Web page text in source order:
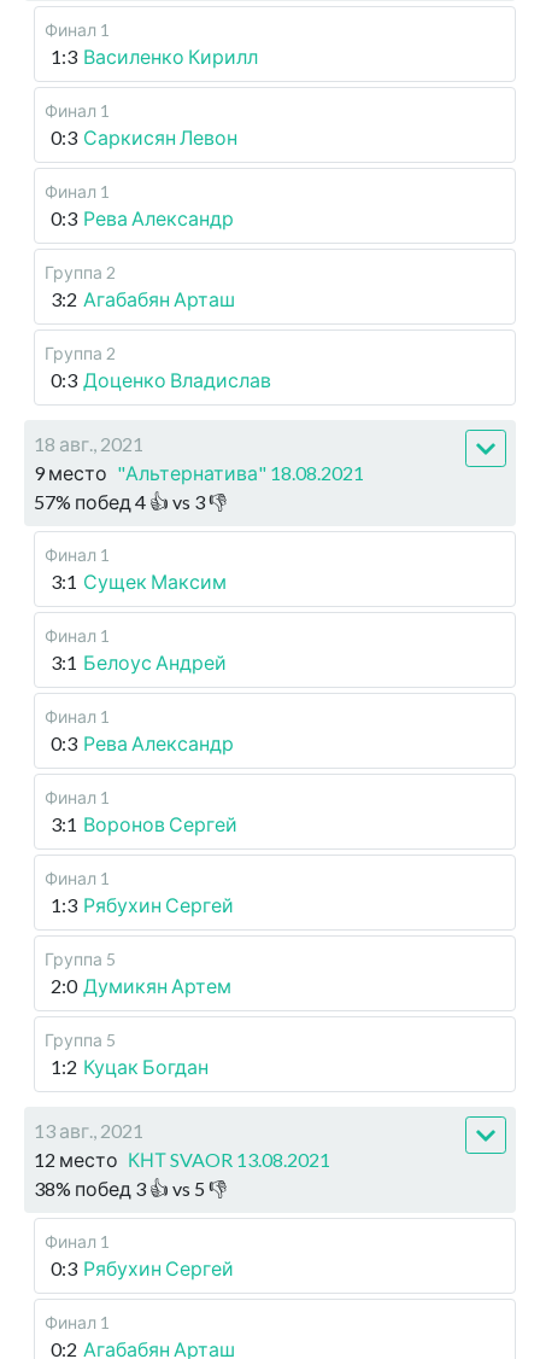
Финал 1
1:3 Василенко Кирилл
Финал 1
0:3 Саркисян Левон
Финал 1
0:3 Рева Александр
Группа 2
3:2 Агабабян Арташ
Группа 2
0:3 Доценко Владислав
18 авг., 2021
9 место "Альтернатива" 18.08.2021
57% побед 4 👍 vs 3👎
Финал 1
3:1 Сущек Максим
Финал 1
3:1 Белоус Андрей
Финал 1
0:3 Рева Александр
Финал 1
3:1 Воронов Сергей
Финал 1
1:3 Рябухин Сергей
Группа 5
2:0 Думикян Артем
Группа 5
1:2 Куцак Богдан
13 авг., 2021
12 место КНТ SVAOR 13.08.2021
38% побед 3 👍 vs 5 👎
Финал 1
0:3 Рябухин Сергей
Финал 1
0:2 Агабабян Арташ